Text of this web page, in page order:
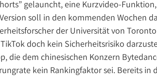
gelauncht, eine Kurzvideo-
soll in den kommenden Wochen
der Universität von
doch kein Sicherheitsrisiko
die dem chinesischen Konzern
kein Rankingfaktor sei. Bereits in